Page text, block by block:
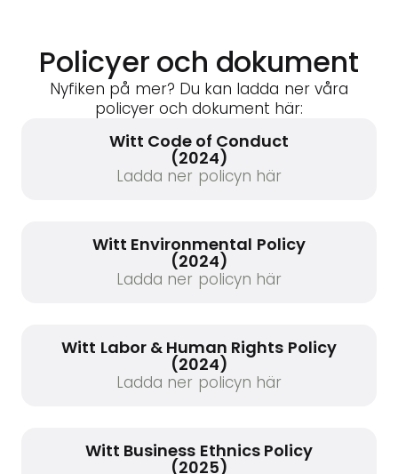
Policyer och dokument
Nyfiken på mer? Du kan ladda ner våra
policyer och dokument här:
Witt Code of Conduct
(2024)
Ladda ner policyn här
Witt Environmental Policy
(2024)
Ladda ner policyn här
Witt Labor & Human Rights Policy
(2024)
Ladda ner policyn här
Witt Business Ethnics Policy
(2025)